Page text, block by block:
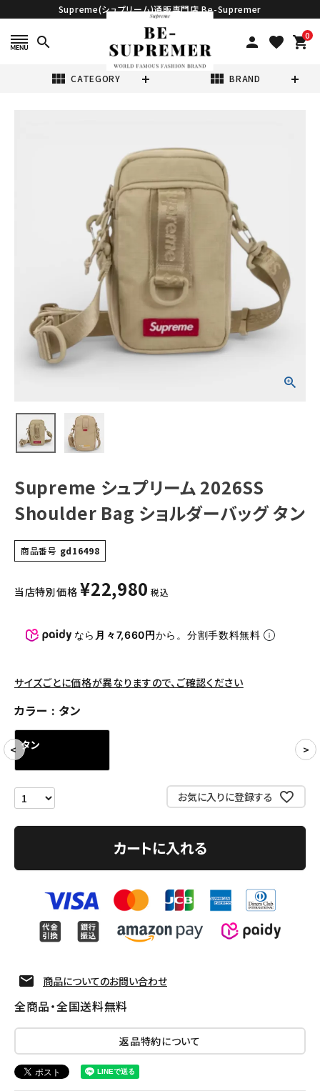
Supreme(シュプリーム)通販専門店 Be-Supremer
search person favorite 0
shopping_cart
view_module CATEGORY view_module BRAND
Shoulder Bag
ショルダーバッグ
¥22,980 (税込)
NEW ITEMS
Tシャツ・ロングスリーブ
パーカー・トレーナー
キャップ・ハット
バックパック・リュック
その他バッグ類
パンツ・ショーツ
COLLABORATION BRAND
SEASON
ようこそ ゲスト 様
meeting_room ログイン person 会員登録
Follow us
Supreme シュプリーム 2026SS
Shoulder Bag ショルダーバッグ タン
商品番号 gd16498
当店特別価格 ¥22,980 税込
なら 月々7,660円から。分割手数料無料
サイズごとに価格が異なりますので、ご確認ください
カラー タン
タン
お気に入りに登録する
カートに入れる
商品についてのお問い合わせ
全商品・全国送料無料
返品特約について